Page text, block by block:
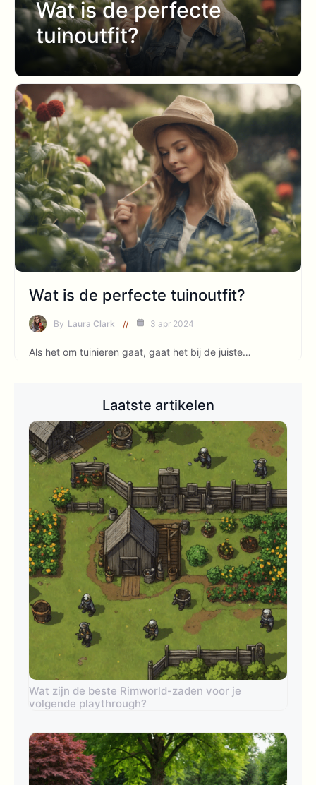
Wat is de perfecte
tuinoutfit?
Wat is de perfecte tuinoutfit?
By Laura Clark 3 apr 2024
Als het om tuinieren gaat, gaat het bij de juiste…
Laatste artikelen
Wat zijn de beste Rimworld-zaden voor je
volgende playthrough?